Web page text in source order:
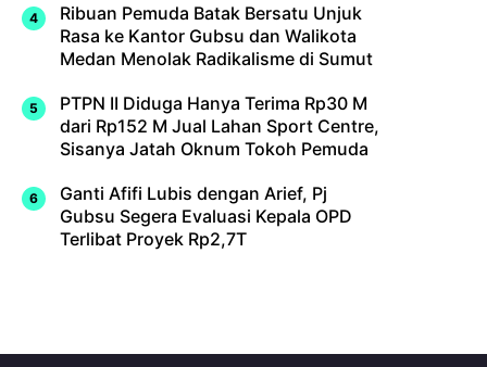
Ribuan Pemuda Batak Bersatu Unjuk
Rasa ke Kantor Gubsu dan Walikota
Medan Menolak Radikalisme di Sumut
PTPN II Diduga Hanya Terima Rp30 M
dari Rp152 M Jual Lahan Sport Centre,
Sisanya Jatah Oknum Tokoh Pemuda
Ganti Afifi Lubis dengan Arief, Pj
Gubsu Segera Evaluasi Kepala OPD
Terlibat Proyek Rp2,7T